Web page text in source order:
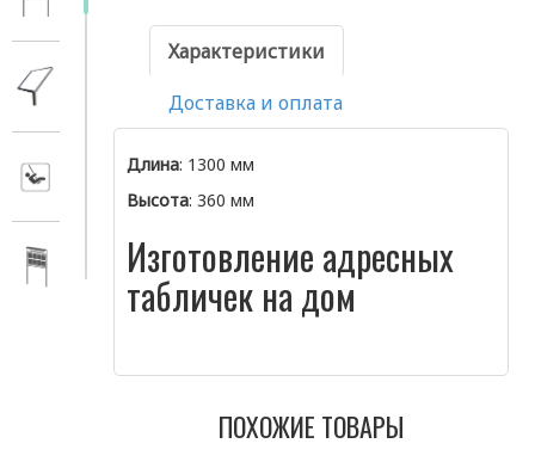
Характеристики
Доставка и оплата
Длина: 1300 мм
Высота: 360 мм
Изготовление адресных
табличек на дом
ПОХОЖИЕ ТОВАРЫ